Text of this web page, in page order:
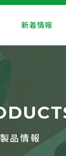
新着情報
製品情報